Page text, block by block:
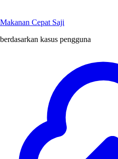
Makanan Cepat Saji
berdasarkan kasus pengguna